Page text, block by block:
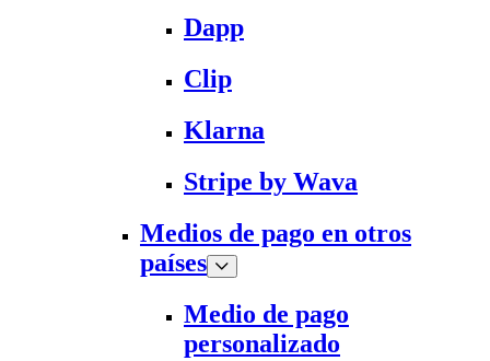
Dapp
Clip
Klarna
Stripe by Wava
Medios de pago en otros
países
Medio de pago
personalizado